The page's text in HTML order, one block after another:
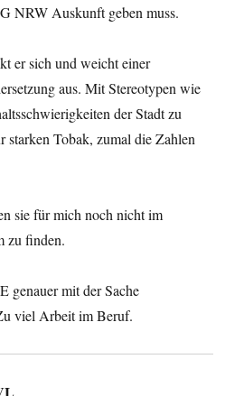
NRW Auskunft geben muss.
er sich und weicht einer
aus. Mit Stereotypen wie
der Stadt zu
starken Tobak, zumal die Zahlen
sie für mich noch nicht im
zu finden.
genauer mit der Sache
viel Arbeit im Beruf.